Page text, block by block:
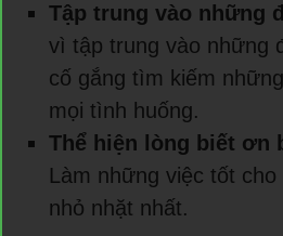
Tập trung vào những
vì tập trung vào những
cố gắng tìm kiếm
mọi tình huống.
Thể hiện lòng biết ơn
Làm những việc tốt
nhỏ nhặt nhất.